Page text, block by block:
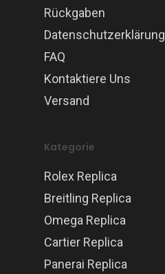
Rückgaben
Datenschutzerklärung
FAQ
Kontaktiere Uns
Versand
Kategorie
Rolex Replica
Breitling Replica
Omega Replica
Cartier Replica
Panerai Replica